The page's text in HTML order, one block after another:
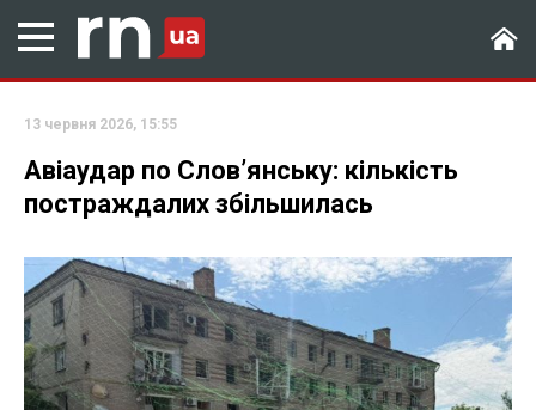
13 червня 2026, 15:55
Авіаудар по Словʼянську: кількість
постраждалих збільшилась